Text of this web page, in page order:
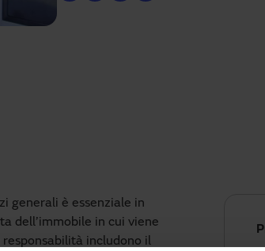
generali è essenziale in
dell’immobile in cui viene
includono il